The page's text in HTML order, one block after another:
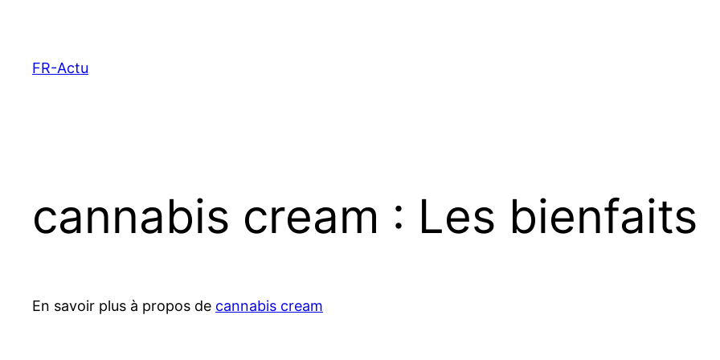
contenu
FR-Actu
cannabis cream : Les bienfaits
En savoir plus à propos de cannabis cream